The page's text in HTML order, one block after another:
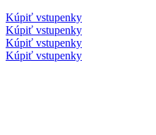
Kúpiť vstupenky
Kúpiť vstupenky
Kúpiť vstupenky
Kúpiť vstupenky